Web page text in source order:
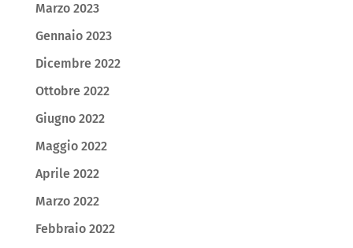
Marzo 2023
Gennaio 2023
Dicembre 2022
Ottobre 2022
Giugno 2022
Maggio 2022
Aprile 2022
Marzo 2022
Febbraio 2022